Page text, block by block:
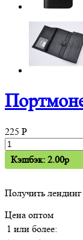
225 P
Кэшбэк: 2.00p
Получить лендинг
Цена оптом
1 или более: